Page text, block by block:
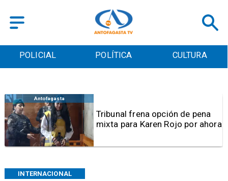
POLICIAL POLÍTICA CULTURA
INTERNACIONAL
Antofagasta
Tribunal frena opción de pena
mixta para Karen Rojo por ahora